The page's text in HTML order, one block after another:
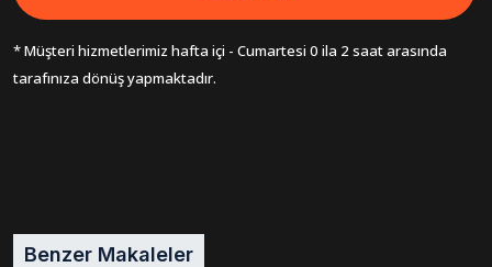
* Müşteri hizmetlerimiz hafta içi - Cumartesi 0 ila 2 saat arasında
tarafınıza dönüş yapmaktadır.
Benzer Makaleler